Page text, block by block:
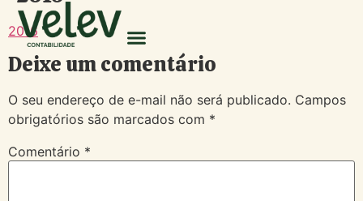
2016
Deixe um comentário
O seu endereço de e-mail não será publicado. Campos
obrigatórios são marcados com *
Comentário *